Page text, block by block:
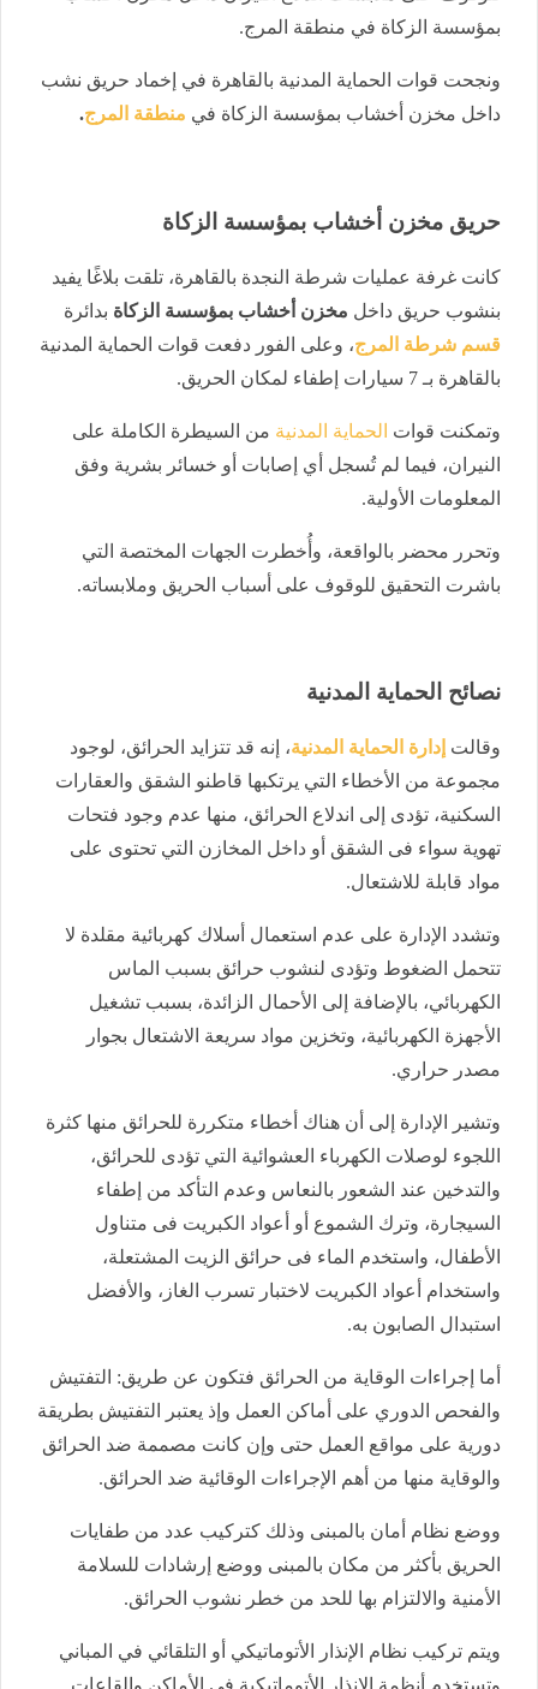
بمؤسسة الزكاة في منطقة المرج.
ونجحت قوات الحماية المدنية بالقاهرة في إخماد حريق نشب
داخل مخزن أخشاب بمؤسسة الزكاة في منطقة المرج.
حريق مخزن أخشاب بمؤسسة الزكاة
كانت غرفة عمليات شرطة النجدة بالقاهرة، تلقت بلاغًا يفيد
بنشوب حريق داخل مخزن أخشاب بمؤسسة الزكاة بدائرة
قسم شرطة المرج، وعلى الفور دفعت قوات الحماية المدنية
بالقاهرة بـ 7 سيارات إطفاء لمكان الحريق.
وتمكنت قوات الحماية المدنية من السيطرة الكاملة على
النيران، فيما لم تُسجل أي إصابات أو خسائر بشرية وفق
المعلومات الأولية.
وتحرر محضر بالواقعة، وأُخطرت الجهات المختصة التي
باشرت التحقيق للوقوف على أسباب الحريق وملابساته.
نصائح الحماية المدنية
وقالت إدارة الحماية المدنية، إنه قد تتزايد الحرائق، لوجود
مجموعة من الأخطاء التي يرتكبها قاطنو الشقق والعقارات
السكنية، تؤدى إلى اندلاع الحرائق، منها عدم وجود فتحات
تهوية سواء فى الشقق أو داخل المخازن التي تحتوى على
مواد قابلة للاشتعال.
وتشدد الإدارة على عدم استعمال أسلاك كهربائية مقلدة لا
تتحمل الضغوط وتؤدى لنشوب حرائق بسبب الماس
الكهربائي، بالإضافة إلى الأحمال الزائدة، بسبب تشغيل
الأجهزة الكهربائية، وتخزين مواد سريعة الاشتعال بجوار
مصدر حراري.
وتشير الإدارة إلى أن هناك أخطاء متكررة للحرائق منها كثرة
اللجوء لوصلات الكهرباء العشوائية التي تؤدى للحرائق،
والتدخين عند الشعور بالنعاس وعدم التأكد من إطفاء
السيجارة، وترك الشموع أو أعواد الكبريت فى متناول
الأطفال، واستخدم الماء فى حرائق الزيت المشتعلة،
واستخدام أعواد الكبريت لاختبار تسرب الغاز، والأفضل
استبدال الصابون به.
أما إجراءات الوقاية من الحرائق فتكون عن طريق: التفتيش
والفحص الدوري على أماكن العمل وإذ يعتبر التفتيش بطريقة
دورية على مواقع العمل حتى وإن كانت مصممة ضد الحرائق
والوقاية منها من أهم الإجراءات الوقائية ضد الحرائق.
ووضع نظام أمان بالمبنى وذلك كتركيب عدد من طفايات
الحريق بأكثر من مكان بالمبنى ووضع إرشادات للسلامة
الأمنية والالتزام بها للحد من خطر نشوب الحرائق.
ويتم تركيب نظام الإنذار الأتوماتيكي أو التلقائي في المباني
وتستخدم أنظمة الإنذار الأتوماتيكية فى الأماكن والقاعات